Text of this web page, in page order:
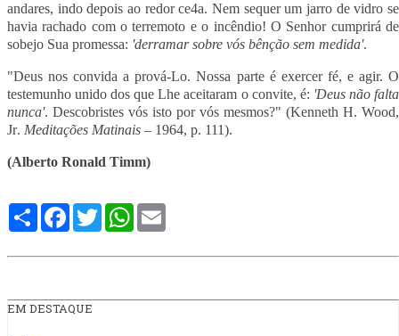
andares, indo depois ao redor ce4a. Nem sequer um jarro de vidro se
havia rachado com o terremoto e o incêndio! O Senhor cumprirá de
sobejo Sua promessa: 'derramar sobre vós bênção sem medida'.
"Deus nos convida a prová-Lo. Nossa parte é exercer fé, e agir. O
testemunho unido dos que Lhe aceitaram o convite, é: 'Deus não falta
nunca'. Descobristes vós isto por vós mesmos?" (Kenneth H. Wood,
Jr. Meditações Matinais – 1964, p. 111).
(Alberto Ronald Timm)
Compartilhe
Facebook
TwitterWhatsApp
EM DESTAQUE